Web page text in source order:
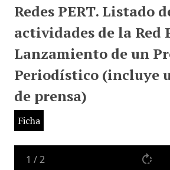
Redes PERT. Listado
actividades de la Red
Lanzamiento de un
Periodístico (incluye
de prensa)
Ficha
1 /2